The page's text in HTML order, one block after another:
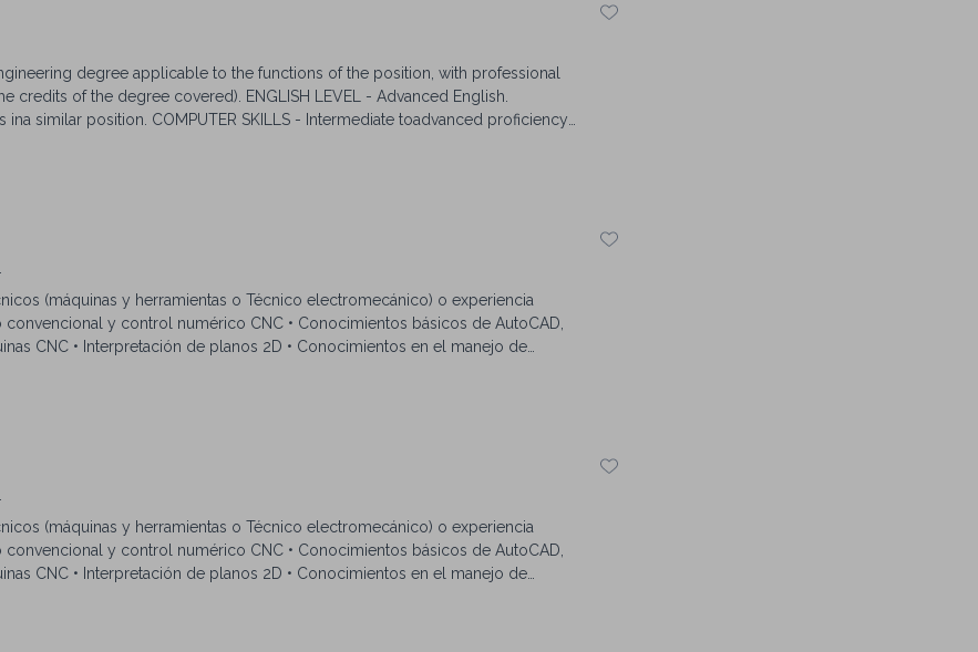
degree applicable to the functions of the position, with professional
credits of the degree covered). ENGLISH LEVEL - Advanced English.
ina similar position. COMPUTER SKILLS - Intermediate toadvanced proficiency
(máquinas y herramientas o Técnico electromecánico) o experiencia
y control numérico CNC • Conocimientos básicos de AutoCAD,
CNC • Interpretación de planos 2D • Conocimientos en el manejo de
(máquinas y herramientas o Técnico electromecánico) o experiencia
y control numérico CNC • Conocimientos básicos de AutoCAD,
CNC • Interpretación de planos 2D • Conocimientos en el manejo de